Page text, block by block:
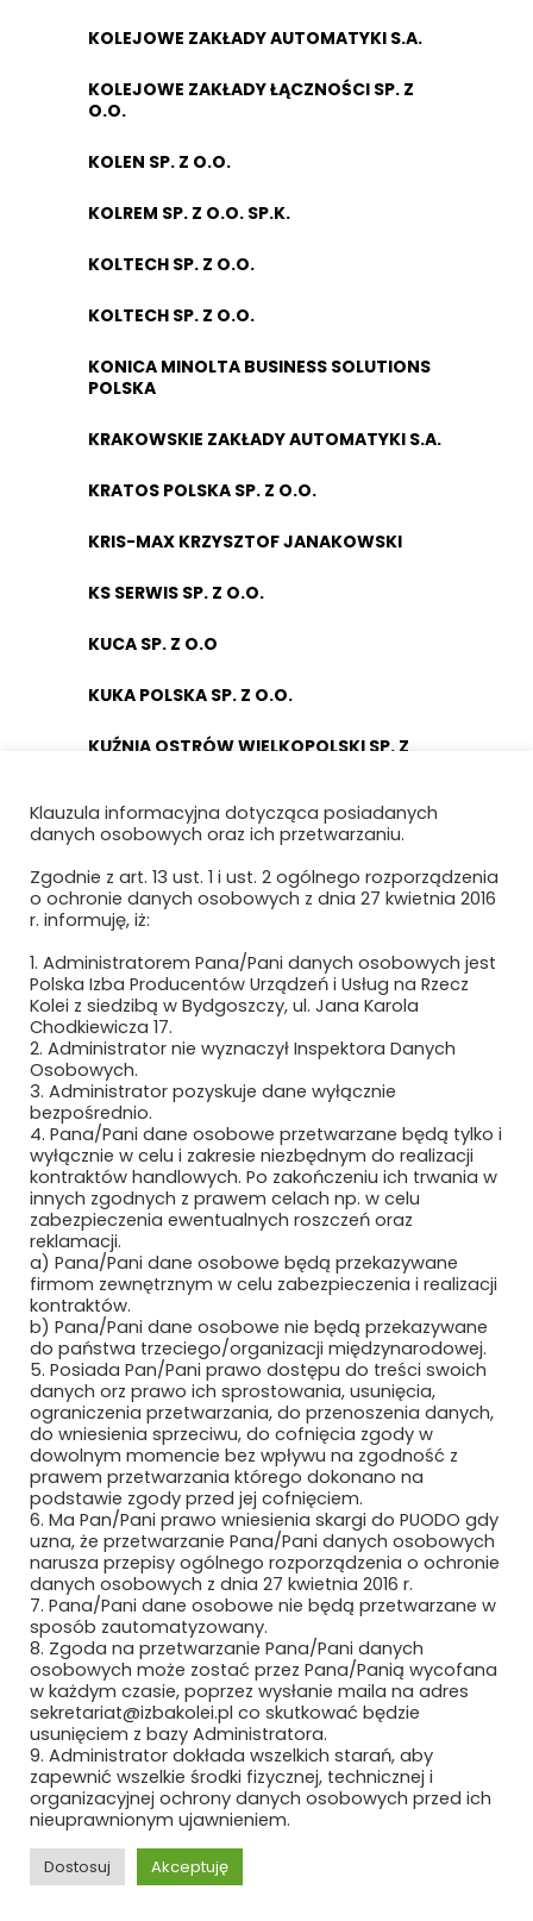
KOLEJOWE ZAKŁADY AUTOMATYKI S.A.
KOLEJOWE ZAKŁADY ŁĄCZNOŚCI SP. Z
O.O.
KOLEN SP. Z O.O.
KOLREM SP. Z O.O. SP.K.
KOLTECH SP. Z O.O.
KOLTECH SP. Z O.O.
KONICA MINOLTA BUSINESS SOLUTIONS
POLSKA
KRAKOWSKIE ZAKŁADY AUTOMATYKI S.A.
KRATOS POLSKA SP. Z O.O.
KRIS-MAX KRZYSZTOF JANAKOWSKI
KS SERWIS SP. Z O.O.
KUCA SP. Z O.O
KUKA POLSKA SP. Z O.O.
KUŹNIA OSTRÓW WIELKOPOLSKI SP. Z
KYOSAN EUROPE SP. Z O.O
KZN BIEŻANÓW – KOLEJOWE ZAKŁADY
NAWIERZCHNIOWE „BIEŻANÓW” SP. Z
O.O.
KZN RAIL SP. Z O.O.
KZN SWITCHER SP. Z O.O.
LACROIX
LANKWITZER POLSKA SP. Z O.O.
LAPP KABEL SP. Z O.O.
LDZ RITOSA SASTAVA SERVISS
LEDATEL SP. Z O.O. I WSPÓLNICY SP. K.
LIFTON POLSKA SP. Z O.O.
LINTER S.A.
LLJ SOFTWARE & ELECTRONICS
LYNXEO SYSTEMS POLAND SPÓŁKA Z
OGRANICZONĄ ODPOWIEDZIALNOŚCIĄ
ŁÓDZKA KOLEJ AGLOMERACYJNA SP. Z
O.O.
MABO SP. Z O.O.
MACRO-SYSTEM SP. Z O.O.
MÄDER POLAND
MAFELEC TEAM POLSKA SP. Z O.O.
MAK UBEZPIECZENIA SP. Z O.O.
MAŁE ŻURAWIE
Klauzula informacyjna dotycząca posiadanych
danych osobowych oraz ich przetwarzaniu.
Zgodnie z art. 13 ust. 1 i ust. 2 ogólnego rozporządzenia
o ochronie danych osobowych z dnia 27 kwietnia 2016
r. informuję, iż:
1. Administratorem Pana/Pani danych osobowych jest
Polska Izba Producentów Urządzeń i Usług na Rzecz
Kolei z siedzibą w Bydgoszczy, ul. Jana Karola
Chodkiewicza 17.
2. Administrator nie wyznaczył Inspektora Danych
Osobowych.
3. Administrator pozyskuje dane wyłącznie
bezpośrednio.
4. Pana/Pani dane osobowe przetwarzane będą tylko i
wyłącznie w celu i zakresie niezbędnym do realizacji
kontraktów handlowych. Po zakończeniu ich trwania w
innych zgodnych z prawem celach np. w celu
zabezpieczenia ewentualnych roszczeń oraz
reklamacji.
a) Pana/Pani dane osobowe będą przekazywane
firmom zewnętrznym w celu zabezpieczenia i realizacji
kontraktów.
b) Pana/Pani dane osobowe nie będą przekazywane
do państwa trzeciego/organizacji międzynarodowej.
5. Posiada Pan/Pani prawo dostępu do treści swoich
danych orz prawo ich sprostowania, usunięcia,
ograniczenia przetwarzania, do przenoszenia danych,
do wniesienia sprzeciwu, do cofnięcia zgody w
dowolnym momencie bez wpływu na zgodność z
prawem przetwarzania którego dokonano na
podstawie zgody przed jej cofnięciem.
6. Ma Pan/Pani prawo wniesienia skargi do PUODO gdy
uzna, że przetwarzanie Pana/Pani danych osobowych
narusza przepisy ogólnego rozporządzenia o ochronie
danych osobowych z dnia 27 kwietnia 2016 r.
7. Pana/Pani dane osobowe nie będą przetwarzane w
sposób zautomatyzowany.
8. Zgoda na przetwarzanie Pana/Pani danych
osobowych może zostać przez Pana/Panią wycofana
w każdym czasie, poprzez wysłanie maila na adres
sekretariat@izbakolei.pl co skutkować będzie
usunięciem z bazy Administratora.
9. Administrator dokłada wszelkich starań, aby
zapewnić wszelkie środki fizycznej, technicznej i
organizacyjnej ochrony danych osobowych przed ich
nieuprawnionym ujawnieniem.
Dostosuj Akceptuję